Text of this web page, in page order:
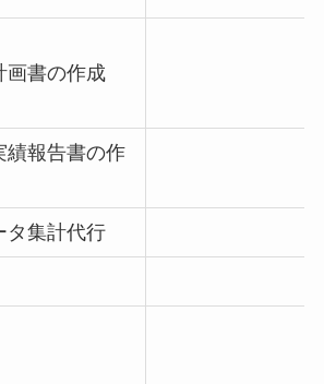
画書の作成
績報告書の作
タ集計代行